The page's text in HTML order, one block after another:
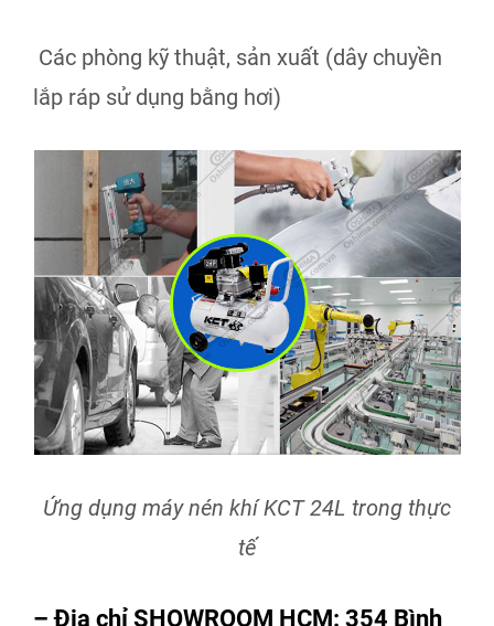
Các phòng kỹ thuật, sản xuất (dây chuyền
lắp ráp sử dụng bằng hơi)
Ứng dụng máy nén khí KCT 24L trong thực
tế
– Địa chỉ SHOWROOM HCM: 354 Bình